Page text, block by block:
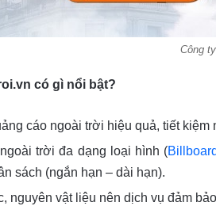
Công
có gì nổi bật?
cáo ngoài trời hiệu quả, tiết kiệm
trời đa dạng loại hình (Billboard
sách (ngắn hạn – dài hạn).
nguyên vật liệu nên dịch vụ đảm